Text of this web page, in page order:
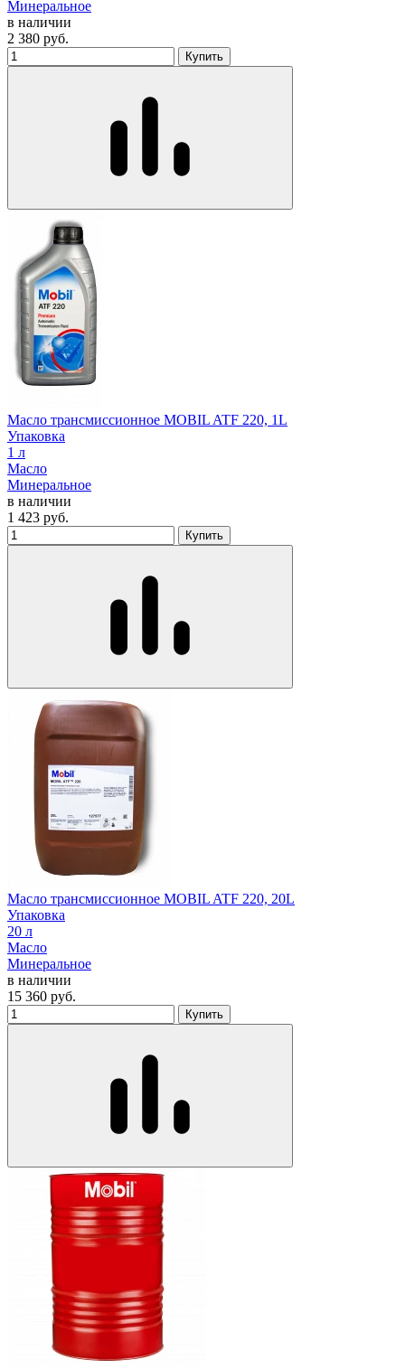
Минеральное
в наличии
2 380 руб.
Купить
Масло трансмиссионное MOBIL ATF 220, 1L
Упаковка
1 л
Масло
Минеральное
в наличии
1 423 руб.
Купить
Масло трансмиссионное MOBIL ATF 220, 20L
Упаковка
20 л
Масло
Минеральное
в наличии
15 360 руб.
Купить